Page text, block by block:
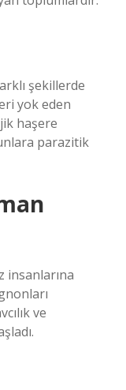
şekillerde
yok eden
haşere
parazitik
insanlarına
ve